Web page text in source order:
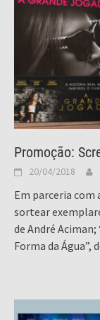
Promoção:
20/04/2018
Em parceria com
sortear
de André Aciman;
Forma da Água”,